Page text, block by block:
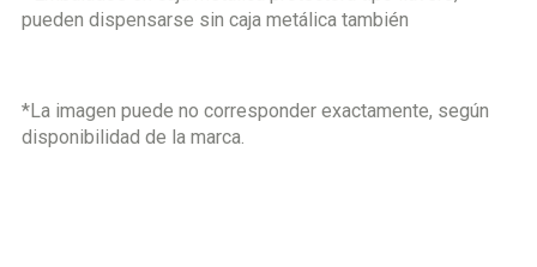
pueden dispensarse sin caja metálica también
*La imagen puede no corresponder exactamente, según
disponibilidad de la marca.